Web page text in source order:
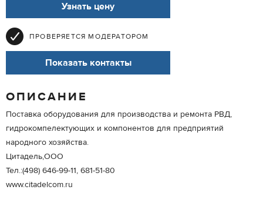
Узнать цену
ПРОВЕРЯЕТСЯ МОДЕРАТОРОМ
Показать контакты
ОПИСАНИЕ
Поставка оборудования для производства и ремонта РВД,
гидрокомпелектующих и компонентов для предприятий
народного хозяйства.
Цитадель,ООО
Тел.:(498) 646-99-11, 681-51-80
www.citadelcom.ru